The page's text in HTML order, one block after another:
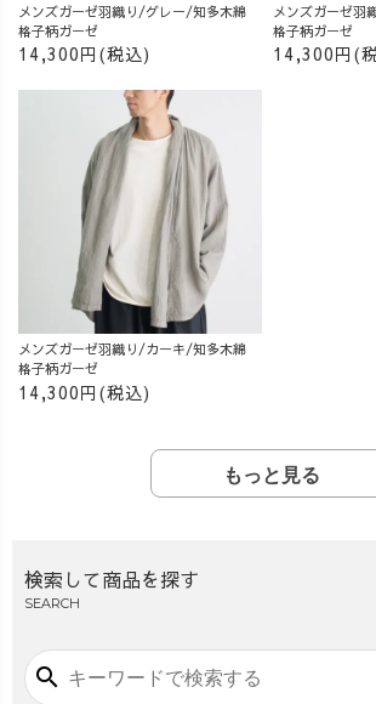
メンズガーゼ羽織り/グレー/知多木綿
格子柄ガーゼ
14,300円(税込)
メンズガーゼ羽
格子柄ガーゼ
14,300円(
メンズガーゼ羽織り/カーキ/知多木綿
格子柄ガーゼ
14,300円(税込)
もっと見る
検索して商品を探す
SEARCH
search